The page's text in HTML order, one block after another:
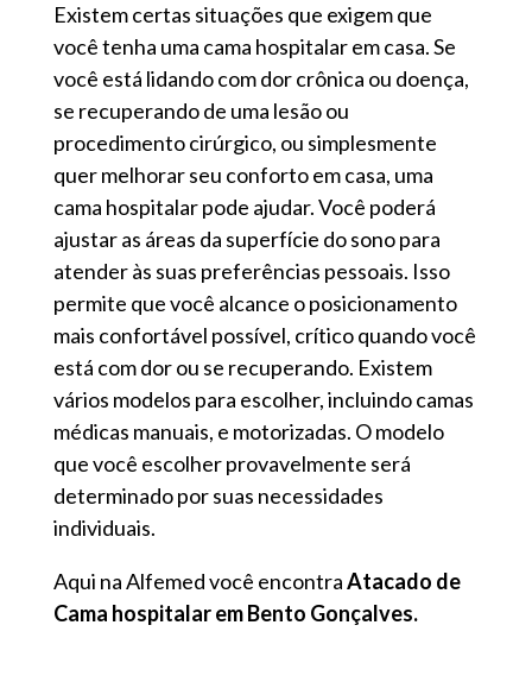
Existem certas situações que exigem que
você tenha uma cama hospitalar em casa. Se
você está lidando com dor crônica ou doença,
se recuperando de uma lesão ou
procedimento cirúrgico, ou simplesmente
quer melhorar seu conforto em casa, uma
cama hospitalar pode ajudar. Você poderá
ajustar as áreas da superfície do sono para
atender às suas preferências pessoais. Isso
permite que você alcance o posicionamento
mais confortável possível, crítico quando você
está com dor ou se recuperando. Existem
vários modelos para escolher, incluindo camas
médicas manuais, e motorizadas. O modelo
que você escolher provavelmente será
determinado por suas necessidades
individuais.
Aqui na Alfemed você encontraAtacado de
Cama hospitalar em Bento Gonçalves.